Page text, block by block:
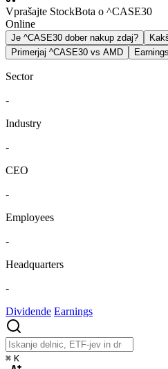
Vprašajte StockBota o ^CASE30
Online
Je ^CASE30 dober nakup zdaj?
Primerjaj ^CASE30 vs AMD
Sector
-
Industry
-
CEO
-
Employees
-
Headquarters
-
Dividende Earnings
⌘ K